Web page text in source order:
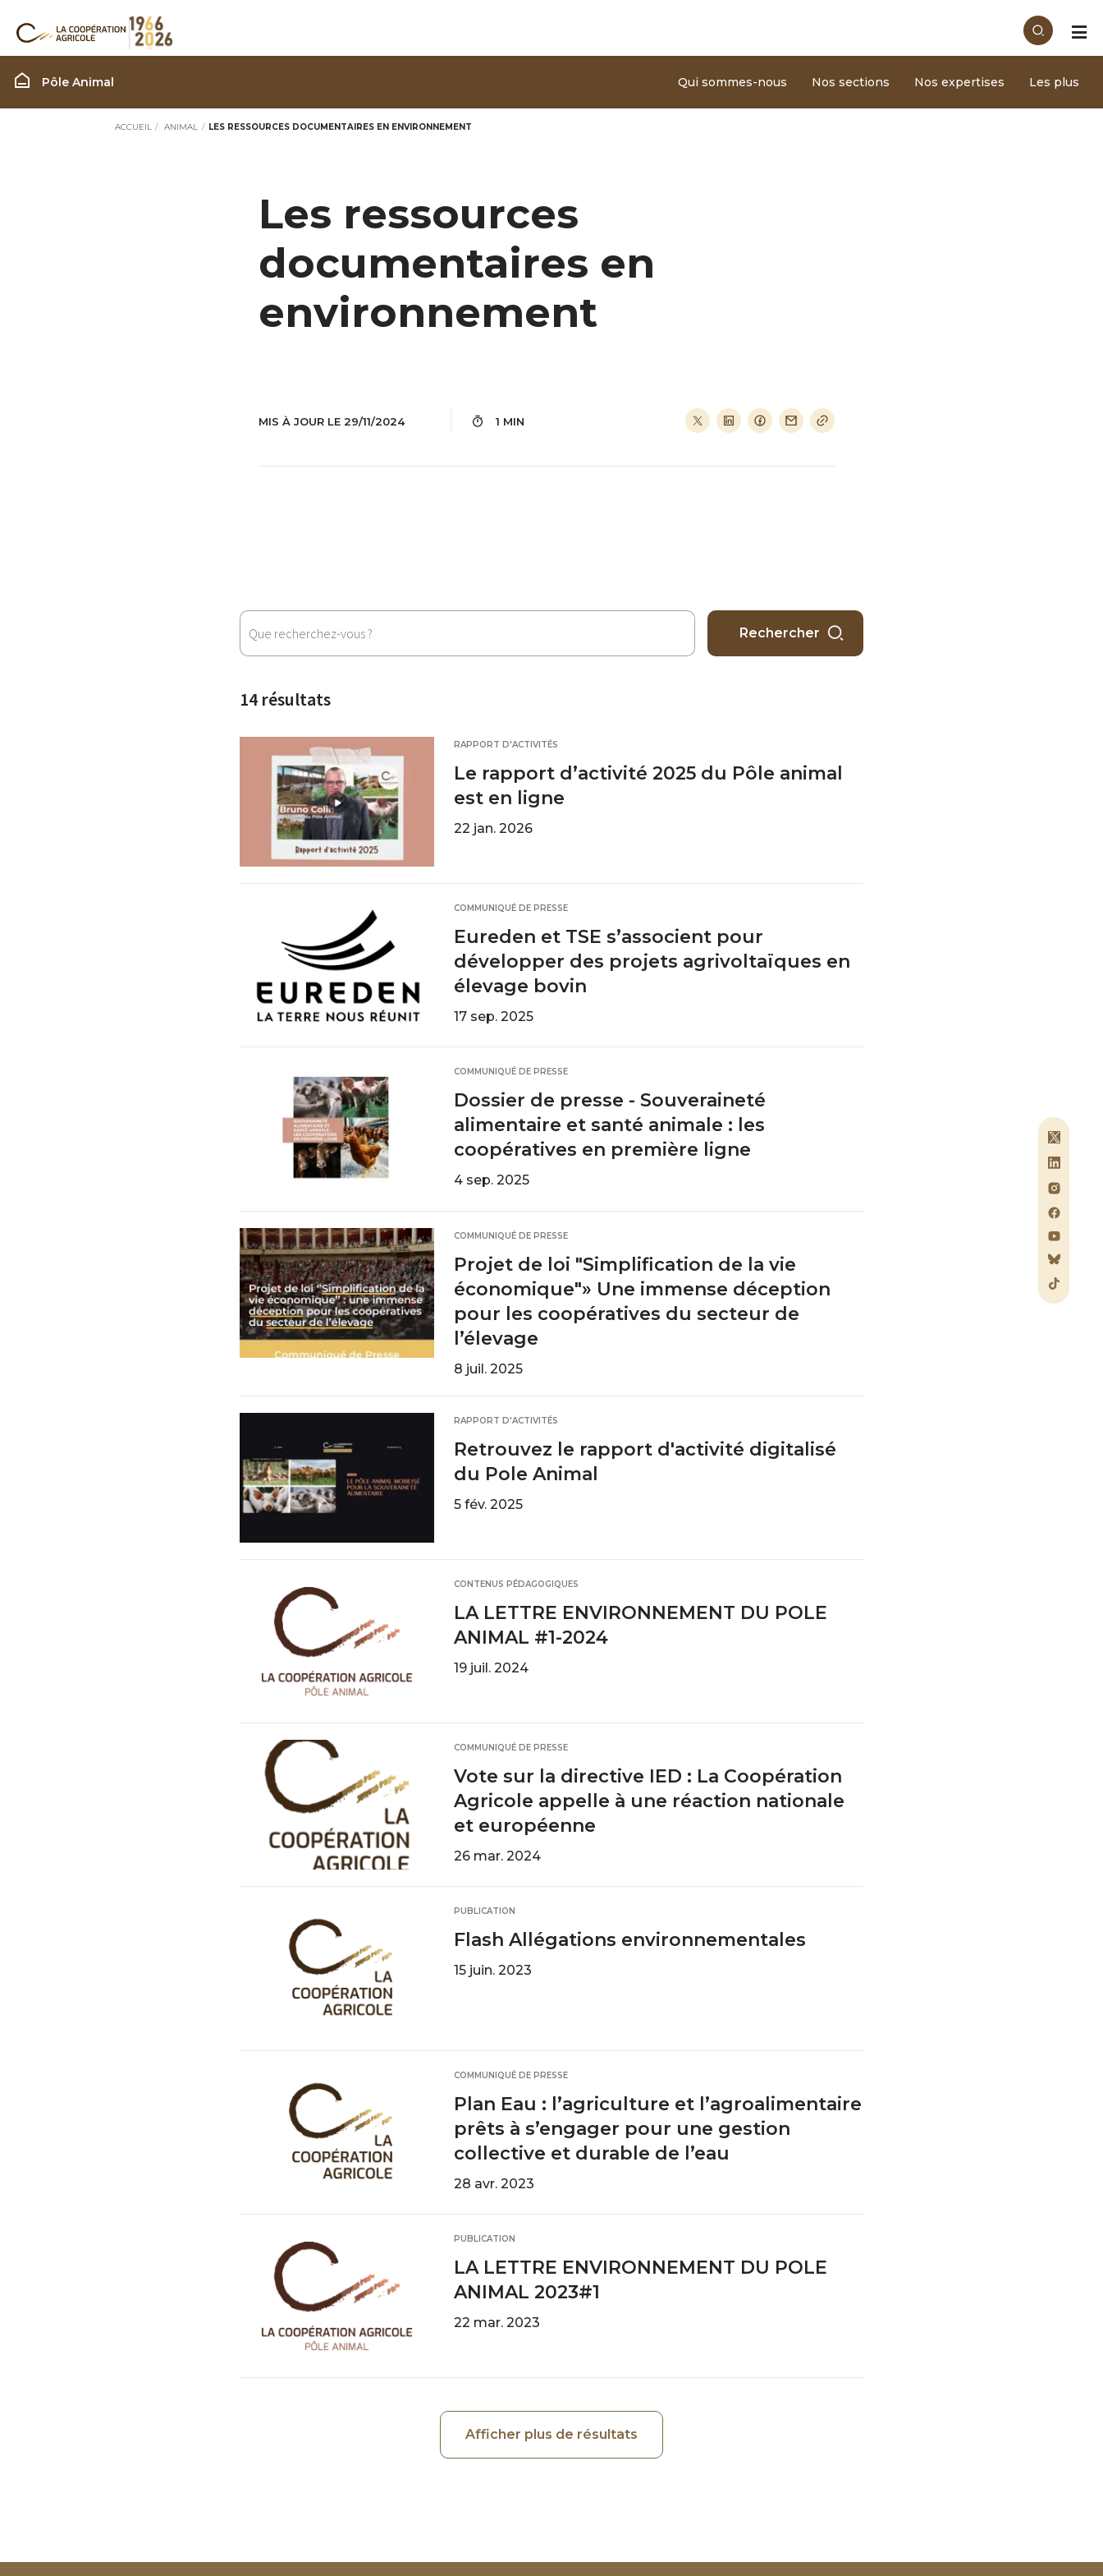
Filière Animal
Pôle Animal Qui sommes-nous Nos sections Nos expertises Les plus
ACCUEIL ANIMAL LES RESSOURCES DOCUMENTAIRES EN ENVIRONNEMENT
Les ressources
documentaires en
environnement
MIS À JOUR LE 29/11/2024 1 MIN
14 résultats
RAPPORT D'ACTIVITÉS
Le rapport d’activité 2025 du Pôle animal
est en ligne
22 jan. 2026
COMMUNIQUÉ DE PRESSE
Eureden et TSE s’associent pour
développer des projets agrivoltaïques en
élevage bovin
17 sep. 2025
COMMUNIQUÉ DE PRESSE
Dossier de presse - Souveraineté
alimentaire et santé animale : les
coopératives en première ligne
4 sep. 2025
COMMUNIQUÉ DE PRESSE
Projet de loi "Simplification de la vie
économique"» Une immense déception
pour les coopératives du secteur de
l’élevage
8 juil. 2025
RAPPORT D'ACTIVITÉS
Retrouvez le rapport d'activité digitalisé
du Pole Animal
5 fév. 2025
CONTENUS PÉDAGOGIQUES
LA LETTRE ENVIRONNEMENT DU POLE
ANIMAL #1-2024
19 juil. 2024
COMMUNIQUÉ DE PRESSE
Vote sur la directive IED : La Coopération
Agricole appelle à une réaction nationale
et européenne
26 mar. 2024
PUBLICATION
Flash Allégations environnementales
15 juin. 2023
COMMUNIQUÉ DE PRESSE
Plan Eau : l’agriculture et l’agroalimentaire
prêts à s’engager pour une gestion
collective et durable de l’eau
28 avr. 2023
PUBLICATION
LA LETTRE ENVIRONNEMENT DU POLE
ANIMAL 2023#1
22 mar. 2023
Afficher plus de résultats